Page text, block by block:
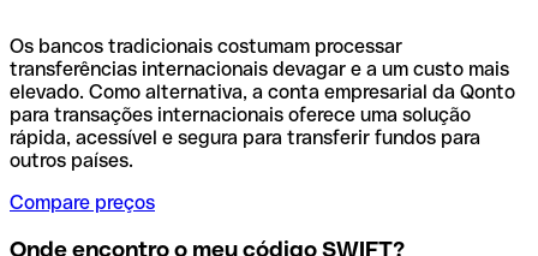
Os bancos tradicionais costumam processar
transferências internacionais devagar e a um custo mais
elevado. Como alternativa, a conta empresarial da Qonto
para transações internacionais oferece uma solução
rápida, acessível e segura para transferir fundos para
outros países.
Compare preços
Onde encontro o meu código SWIFT?